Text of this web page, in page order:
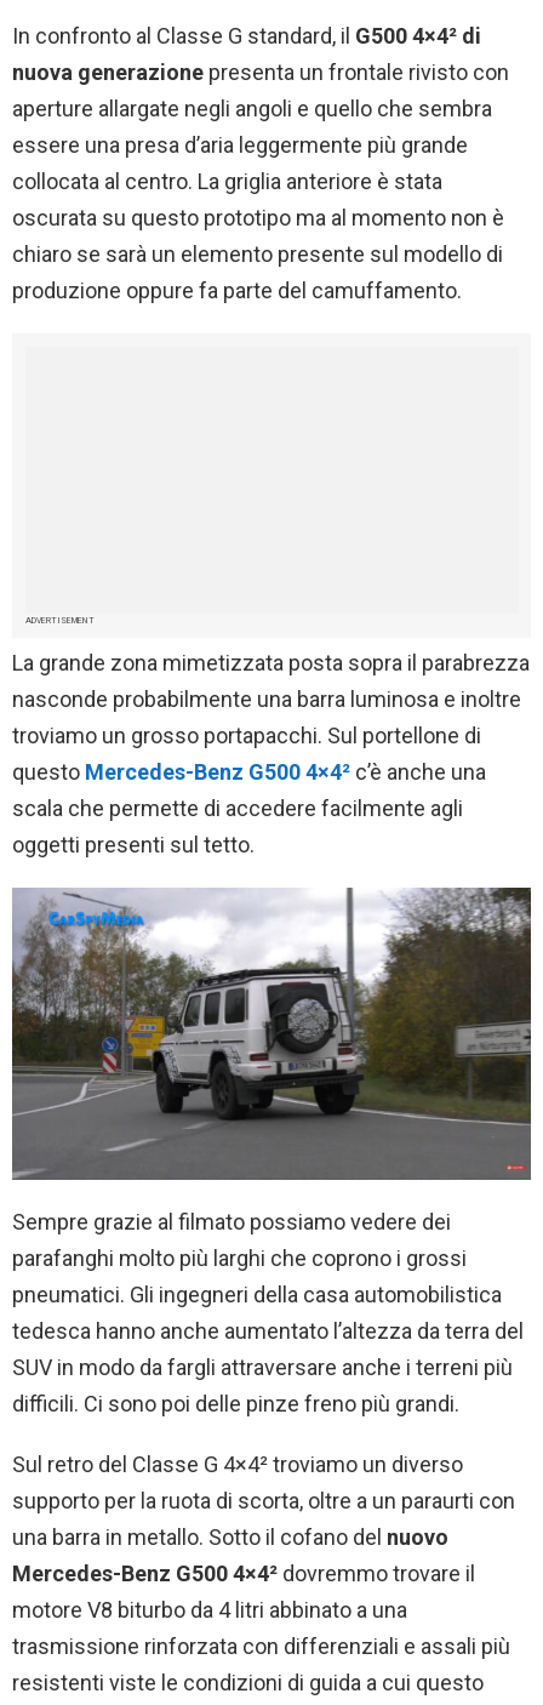
In confronto al Classe G standard, il G500 4×4² di
nuova generazione presenta un frontale rivisto con
aperture allargate negli angoli e quello che sembra
essere una presa d’aria leggermente più grande
collocata al centro. La griglia anteriore è stata
oscurata su questo prototipo ma al momento non è
chiaro se sarà un elemento presente sul modello di
produzione oppure fa parte del camuffamento.
ADVERTISEMENT
La grande zona mimetizzata posta sopra il parabrezza
nasconde probabilmente una barra luminosa e inoltre
troviamo un grosso portapacchi. Sul portellone di
questo Mercedes-Benz G500 4×4² c’è anche una
scala che permette di accedere facilmente agli
oggetti presenti sul tetto.
Sempre grazie al filmato possiamo vedere dei
parafanghi molto più larghi che coprono i grossi
pneumatici. Gli ingegneri della casa automobilistica
tedesca hanno anche aumentato l’altezza da terra del
SUV in modo da fargli attraversare anche i terreni più
difficili. Ci sono poi delle pinze freno più grandi.
Sul retro del Classe G 4×4² troviamo un diverso
supporto per la ruota di scorta, oltre a un paraurti con
una barra in metallo. Sotto il cofano del nuovo
Mercedes-Benz G500 4×4² dovremmo trovare il
motore V8 biturbo da 4 litri abbinato a una
trasmissione rinforzata con differenziali e assali più
resistenti viste le condizioni di guida a cui questo